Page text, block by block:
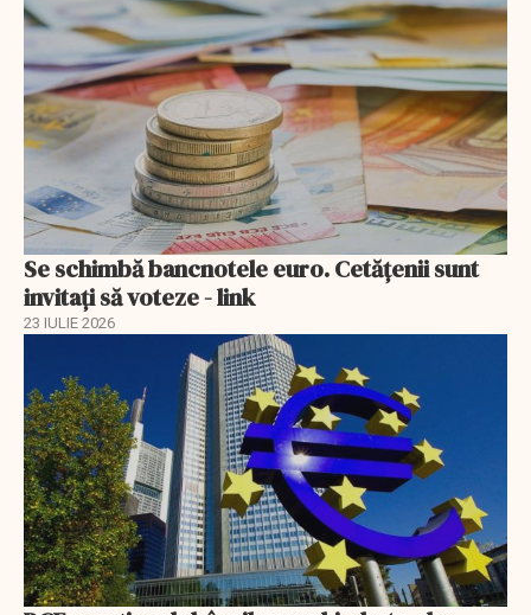
Se schimbă bancnotele euro. Cetățenii sunt
invitați să voteze - link
23 IULIE 2026